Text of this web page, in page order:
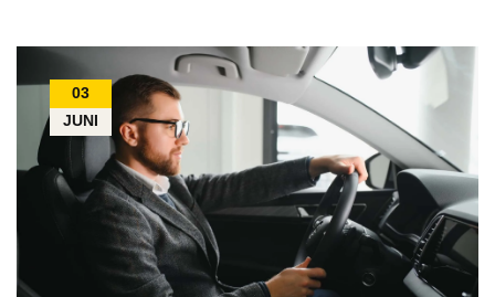
03
JUNI